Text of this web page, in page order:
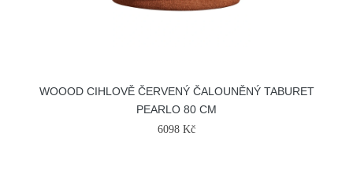
WOOOD CIHLOVĚ ČERVENÝ ČALOUNĚNÝ TABURET
PEARLO 80 CM
6098 Kč